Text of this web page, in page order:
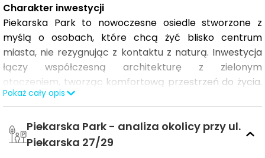
Charakter inwestycji
Piekarska Park to nowoczesne osiedle stworzone z
myślą o osobach, które chcą żyć blisko centrum
miasta, nie rezygnując z kontaktu z naturą. Inwestycja
łączy współczesną architekturę z zielonym
otoczeniem, tworząc komfortową przestrzeń do życia.
Przemyślane układy mieszkań, wysoka jakość
wykończenia oraz dbałość o estetykę części wspólnych
sprawiają, że codzienność staje się tu wyjątkowo
wygodna.
Pokaż cały opis
Piekarska Park - analiza okolicy przy ul.
Piekarska 27/29